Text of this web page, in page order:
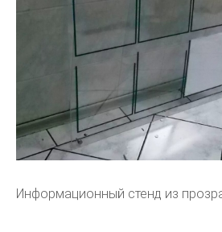
Информационный стенд из